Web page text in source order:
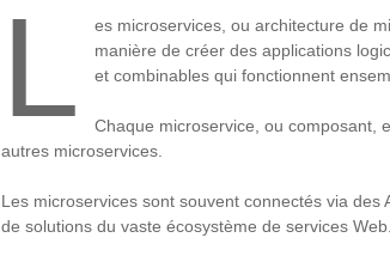
L
es microservices, ou architecture de
manière de créer des applications
et combinables qui fonctionnent
Chaque microservice, ou composant,
autres microservices.
Les microservices sont souvent connectés via
de solutions du vaste écosystème de services Web.